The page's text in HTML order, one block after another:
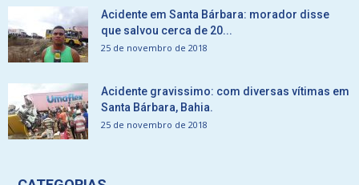
Acidente em Santa Bárbara: morador disse
que salvou cerca de 20...
25 de novembro de 2018
Acidente gravissimo: com diversas vítimas em
Santa Bárbara, Bahia.
25 de novembro de 2018